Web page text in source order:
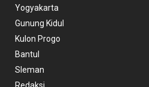
Yogyakarta
Gunung Kidul
Kulon Progo
Bantul
Sleman